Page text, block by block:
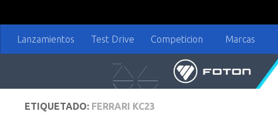
Lanzamientos Test Drive Competicion Marcas
ETIQUETADO: FERRARI KC23